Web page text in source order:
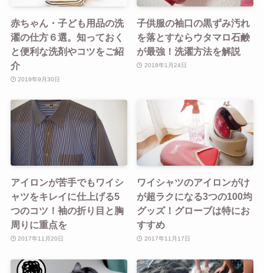
赤ちゃん・子ども用品の洗
濯の仕方６選。知っておく
と便利な洗剤やコツをご紹
介
2019年9月30日
子供服の袖口の黒ずみ汚れ
を落とすならウタマロ石鹸
が最強！洗濯方法を解説
2018年1月24日
アイロンが苦手でもワイシ
ャツをキレイに仕上げる5
つのコツ！袖の折り目と胸
周りに重点を
2017年11月20日
ワイシャツのアイロンがけ
が超ラクになる3つの100均
グッズ！グローブは特にお
すすめ
2017年11月17日